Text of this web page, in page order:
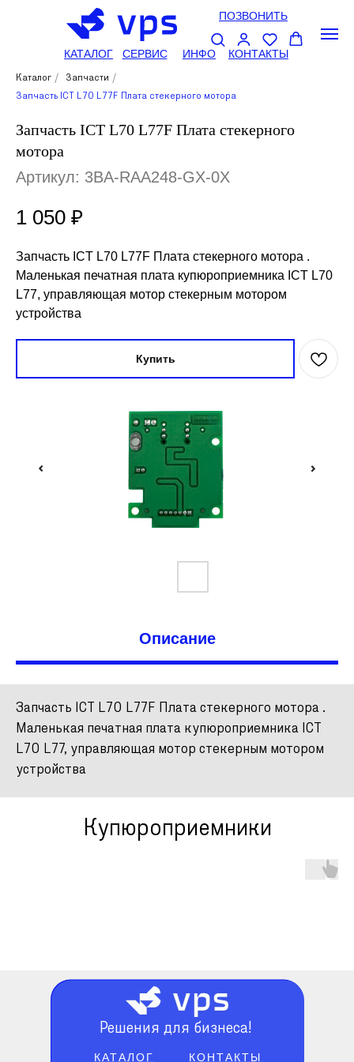
КАТАЛОГ СЕРВИС КОНТАКТЫ
ИНФО
ПОЗВОНИТЬ
Каталог / Запчасти /
Запчасть ICT L70 L77F Плата стекерного мотора
Запчасть ICT L70 L77F Плата стекерного
мотора
Артикул: 3BA-RAA248-GX-0X
1 050 ₽
Запчасть ICT L70 L77F Плата стекерного мотора .
Маленькая печатная плата купюроприемника ICT L70
L77, управляющая мотор стекерным мотором
устройства
Купить
Описание
Запчасть ICT L70 L77F Плата стекерного мотора .
Маленькая печатная плата купюроприемника ICT
L70 L77, управляющая мотор стекерным мотором
устройства
Купюроприемники
Решения для бизнеса!
КАТАЛОГ КОНТАКТЫ